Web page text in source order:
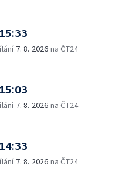
7. 8. 2026 na ČT24
7. 8. 2026 na ČT24
7. 8. 2026 na ČT24